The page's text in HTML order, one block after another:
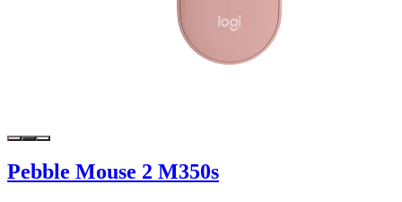
Pebble Mouse 2 M350s